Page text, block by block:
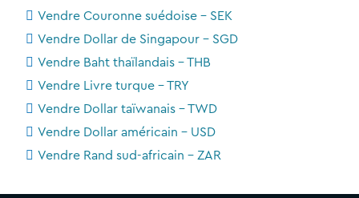
Vendre Couronne suédoise - SEK
Vendre Dollar de Singapour - SGD
Vendre Baht thaïlandais - THB
Vendre Livre turque - TRY
Vendre Dollar taïwanais - TWD
Vendre Dollar américain - USD
Vendre Rand sud-africain - ZAR